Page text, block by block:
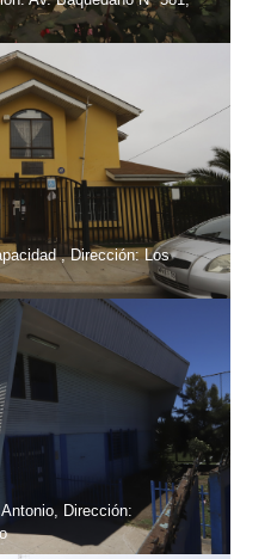
, Dirección: Los
Dirección: